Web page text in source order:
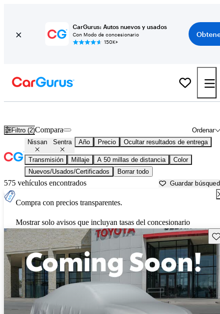
CarGurus: Autos nuevos y usados
Con Modo de concesionario
150K+
Filtro (2) Ordenar
Compara
Nissan Sentra Año Precio Ocultar resultados de entrega
Transmisión Millaje A 50 millas de distancia
Color
Nuevos/Usados/Certificados
Borrar todo
575 vehículos encontrados Guardar
Compra con precios transparentes.
Mostrar solo avisos que incluyan tasas del concesionario